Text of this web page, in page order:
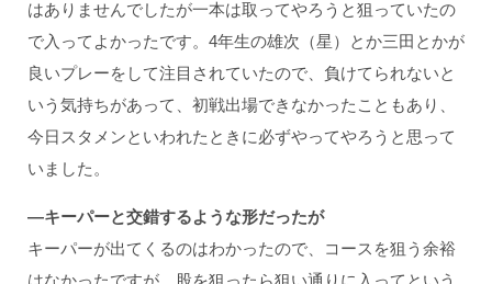
はありませんでしたが一本は取ってやろうと狙っていたの
で入ってよかったです。4年生の雄次（星）とか三田とかが
良いプレーをして注目されていたので、負けてられないと
いう気持ちがあって、初戦出場できなかったこともあり、
今日スタメンといわれたときに必ずやってやろうと思って
いました。
―キーパーと交錯するような形だったが
キーパーが出てくるのはわかったので、コースを狙う余裕
はなかったですが、股を狙ったら狙い通りに入ってという